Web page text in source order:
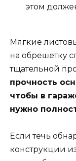
этом
Мягкие
на обрешетку
тщательной
прочность
чтобы в
нужно
Если течь
конструкции